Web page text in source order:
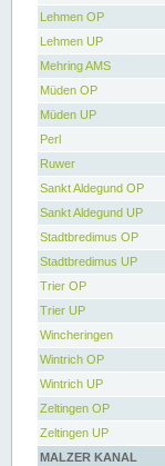
Lehmen OP
Lehmen UP
Mehring AMS
Müden OP
Müden UP
Perl
Ruwer
Sankt Aldegund OP
Sankt Aldegund UP
Stadtbredimus OP
Stadtbredimus UP
Trier OP
Trier UP
Wincheringen
Wintrich OP
Wintrich UP
Zeltingen OP
Zeltingen UP
MALZER KANAL